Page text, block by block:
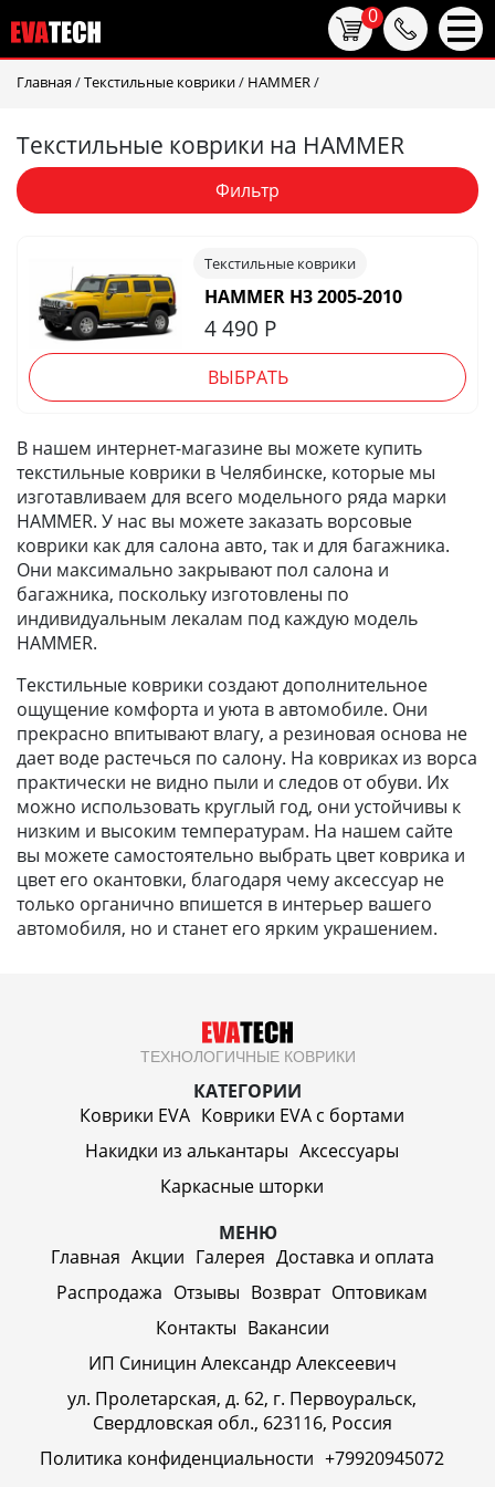
Главная /Текстильные коврики/ HAMMER/
Текстильные коврики на HAMMER
Фильтр
Текстильные коврики
HAMMER H3 2005-2010
4 490 Р
ВЫБРАТЬ
В нашем интернет-магазине вы можете купить
текстильные коврики в Челябинске, которые мы
изготавливаем для всего модельного ряда марки
HAMMER. У нас вы можете заказать ворсовые
коврики как для салона авто, так и для багажника.
Они максимально закрывают пол салона и
багажника, поскольку изготовлены по
индивидуальным лекалам под каждую модель
HAMMER.
Текстильные коврики создают дополнительное
ощущение комфорта и уюта в автомобиле. Они
прекрасно впитывают влагу, а резиновая основа не
дает воде растечься по салону. На ковриках из ворса
практически не видно пыли и следов от обуви. Их
можно использовать круглый год, они устойчивы к
низким и высоким температурам. На нашем сайте
вы можете самостоятельно выбрать цвет коврика и
цвет его окантовки, благодаря чему аксессуар не
только органично впишется в интерьер вашего
автомобиля, но и станет его ярким украшением.
ТЕХНОЛОГИЧНЫЕ КОВРИКИ
КАТЕГОРИИ
Коврики EVA Коврики EVA c бортами
Накидки из алькантары Аксессуары
Каркасные шторки
МЕНЮ
Главная Акции Галерея Доставка и оплата
Распродажа Отзывы Возврат Оптовикам
Контакты Вакансии
ИП Синицин Александр Алексеевич
ул. Пролетарская, д. 62, г. Первоуральск,
Свердловская обл., 623116, Россия
Политика конфиденциальности +79920945072
0